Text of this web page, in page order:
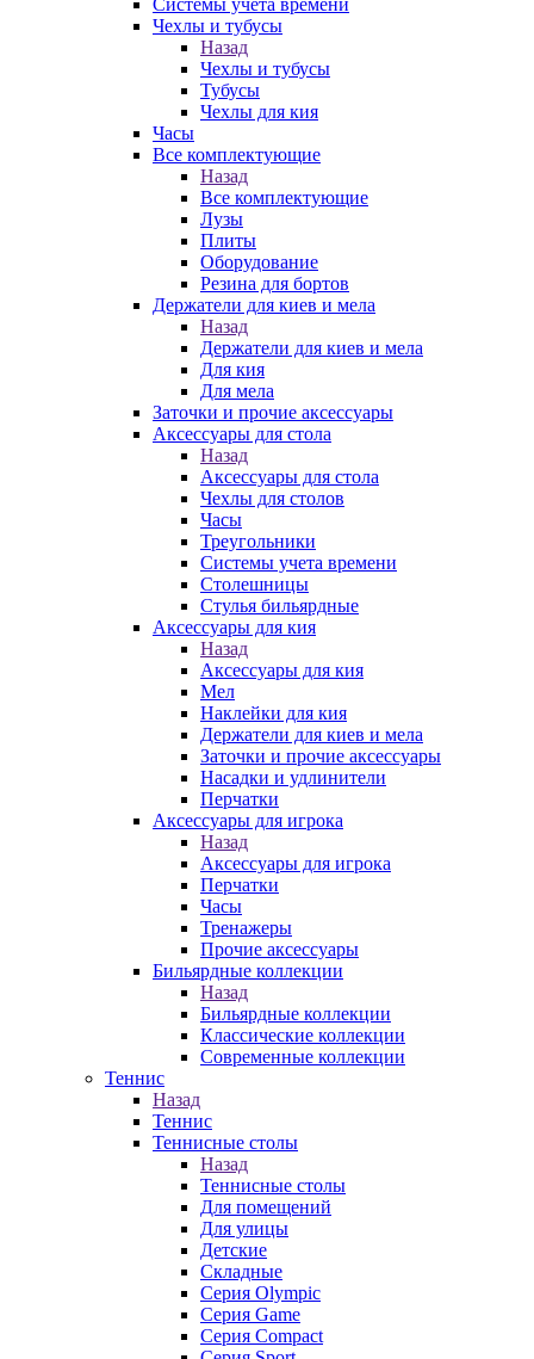
Системы учета времени
Чехлы и тубусы
Назад
Чехлы и тубусы
Тубусы
Чехлы для кия
Часы
Все комплектующие
Назад
Все комплектующие
Лузы
Плиты
Оборудование
Резина для бортов
Держатели для киев и мела
Назад
Держатели для киев и мела
Для кия
Для мела
Заточки и прочие аксессуары
Аксессуары для стола
Назад
Аксессуары для стола
Чехлы для столов
Часы
Треугольники
Системы учета времени
Столешницы
Стулья бильярдные
Аксессуары для кия
Назад
Аксессуары для кия
Мел
Наклейки для кия
Держатели для киев и мела
Заточки и прочие аксессуары
Насадки и удлинители
Перчатки
Аксессуары для игрока
Назад
Аксессуары для игрока
Перчатки
Часы
Тренажеры
Прочие аксессуары
Бильярдные коллекции
Назад
Бильярдные коллекции
Классические коллекции
Современные коллекции
Теннис
Назад
Теннис
Теннисные столы
Назад
Теннисные столы
Для помещений
Для улицы
Детские
Складные
Серия Olympic
Серия Game
Серия Compact